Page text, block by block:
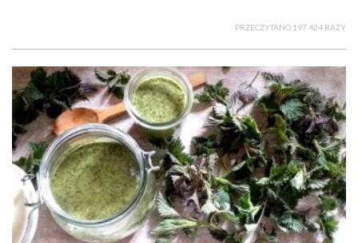
PRZECZYTANO 197 424 RAZY